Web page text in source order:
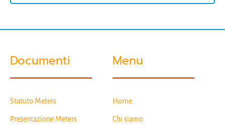
Documenti
Statuto Meters
Presentazione Meters
Menu
Home
Chi siamo